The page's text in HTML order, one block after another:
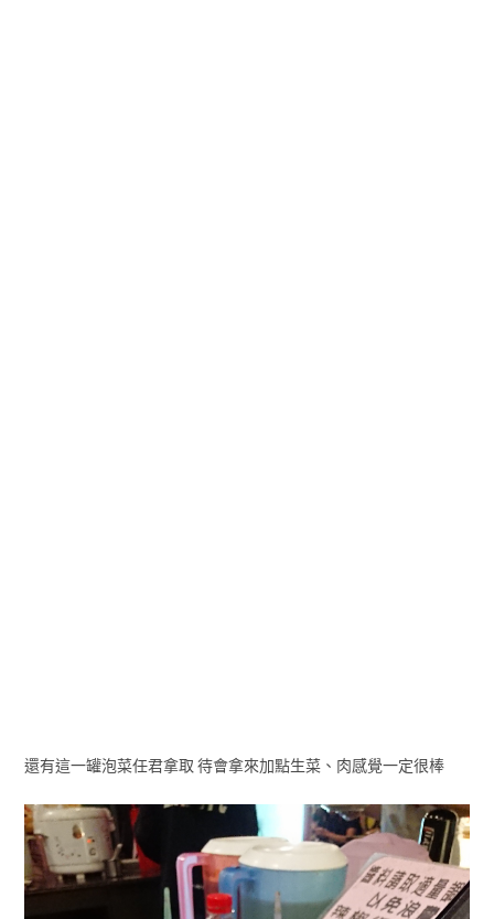
還有這一罐泡菜任君拿取 待會拿來加點生菜、肉感覺一定很棒